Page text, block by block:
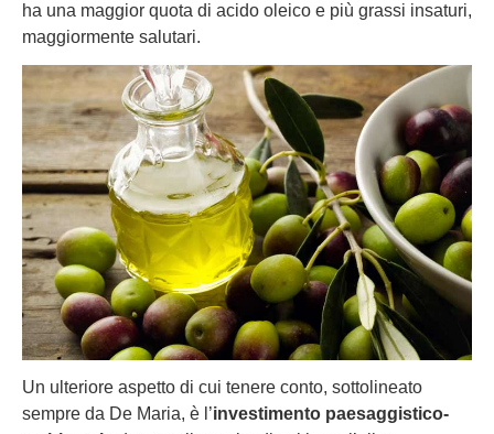
ha una maggior quota di acido oleico e più grassi insaturi,
maggiormente salutari.
Un ulteriore aspetto di cui tenere conto, sottolineato
sempre da De Maria, è l’investimento paesaggistico-